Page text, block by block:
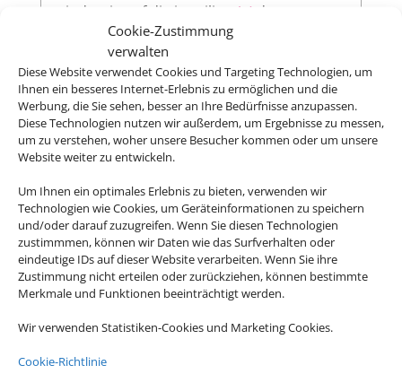
Cookie-Zustimmung
verwalten
Diese Website verwendet Cookies und Targeting Technologien, um
Ihnen ein besseres Internet-Erlebnis zu ermöglichen und die
Werbung, die Sie sehen, besser an Ihre Bedürfnisse anzupassen.
Diese Technologien nutzen wir außerdem, um Ergebnisse zu messen,
um zu verstehen, woher unsere Besucher kommen oder um unsere
Website weiter zu entwickeln.
Um Ihnen ein optimales Erlebnis zu bieten, verwenden wir
Technologien wie Cookies, um Geräteinformationen zu speichern
und/oder darauf zuzugreifen. Wenn Sie diesen Technologien
zustimmmen, können wir Daten wie das Surfverhalten oder
eindeutige IDs auf dieser Website verarbeiten. Wenn Sie ihre
Zustimmung nicht erteilen oder zurückziehen, können bestimmte
Merkmale und Funktionen beeinträchtigt werden.
Wir verwenden Statistiken-Cookies und Marketing Cookies.
Cookie-Richtlinie
eindeutig auf die jeweilige
des
Eingabefeldes verweisen. Diese klare
Zuordnung verbessert die
Nutzerfreundlichkeit und sorgt dafür,
dass assistive Technologien wie
Screenreader die Beschriftungen korrekt
vorlesen.
Sichtbarer Fokus
Alle interaktiven Elemente auf unserer
Website – wie Links, Buttons oder
Formularfelder – zeigen klar sichtbar an,
So ermöglichen wir eine vollständige
Bedienung auch ohne Maus.